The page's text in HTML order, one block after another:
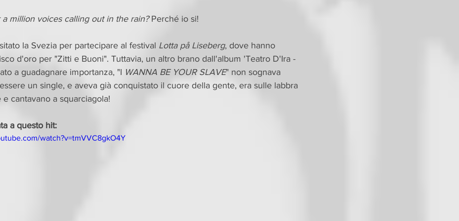
a million voices calling out in the rain? Perché io si!
la Svezia per partecipare al festival Lotta på Liseberg, dove hanno
d'oro per "Zitti e Buoni". Tuttavia, un altro brano dall'album 'Teatro D'Ira -
a guadagnare importanza, "I WANNA BE YOUR SLAVE" non sognava
un single, e aveva già conquistato il cuore della gente, era sulle labbra
cantavano a squarciagola!
a questo hit:
watch?v=tmVVC8gkO4Y